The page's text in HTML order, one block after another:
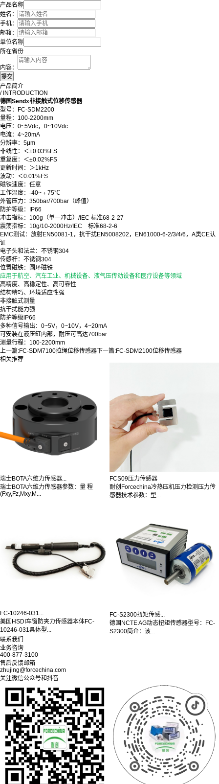
产品名称
姓名：
手机：
邮箱：
单位名称
所在省份
内容：
产品简介
/ INTRODUCTION
德国Sendx非接触式位移传感器
型号：FC-SDM2200
量程：100-2200mm
电压：0~5Vdc，0~10Vdc
电流：4~20mA
分辨率：5μm
非线性：＜±0.03%FS
重复度： ＜±0.02%FS
更新时间：＞1kHz
波动：＜0.01%FS
磁铁速度：任意
工作温度：-40~﹢75℃
外管压力：350bar/700bar（峰值）
防护等级：IP66
冲击指标：100g（单一冲击）/IEC 标准68-2-27
震荡指标：10g/10-2000Hz/IEC 标准68-2-6
EMC测试：放射EN50081-1，抗干扰EN5008202，EN61000-6-2/3/4/6，A类CE认
证
电子头和法兰：不锈钢304
传感杆：不锈钢304
位置磁铁：圆环磁铁
应用于航空、汽车工业、机械设备、液气压传动设备和医疗设备等领域
高精度、高稳定性、高可靠性
结构精巧、环境适应性强
非接触式测量
抗干扰能力强
防护等级lP66
多种信号输出：0~5V，0~10V，4~20mA
可安装在液压缸内部，耐压可高达700bar
测量行程：100-2200mm
上一篇:FC-SDM7100拉绳位移传感器 下一篇:FC-SDM2100位移传感器
相关推荐
瑞士BOTA六维力传感器...
瑞士BOTA六维力传感器参数：量 程
(Fxy,Fz,Mxy,M...
FCS09压力传感器
耐创Forcechina冷热压机压力检测压力传
感器技术参数：型...
FC-10246-031...
美国HSDI车窗防夹力传感器本体FC-
10246-031具体型...
FC-S2300扭矩传感...
德国NCTE AG动态扭矩传感器型号：FC-
S2300简介：该...
联系我们
业务咨询
400-877-3100
售后反馈邮箱
zhujing@forcechina.com
关注微信公众号和抖音